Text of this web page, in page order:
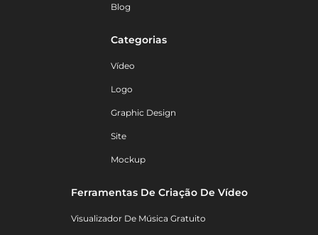
Blog
Categorias
Vídeo
Logo
Graphic Design
Site
Mockup
Ferramentas De Criação De Vídeo
Visualizador De Música Gratuito